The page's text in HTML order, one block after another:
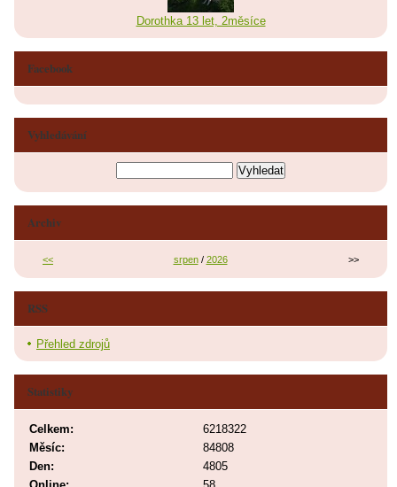
Dorothka 13 let, 2měsíce
Facebook
Vyhledávání
Archiv
<< srpen/ 2026 >>
RSS
Přehled zdrojů
Statistiky
Celkem:
6218322
Měsíc:
84808
Den:
4805